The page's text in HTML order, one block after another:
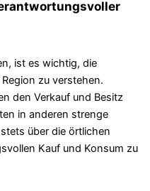
ist es wichtig, die
zu verstehen.
den Verkauf und Besitz
in anderen strenge
über die örtlichen
Kauf und Konsum zu